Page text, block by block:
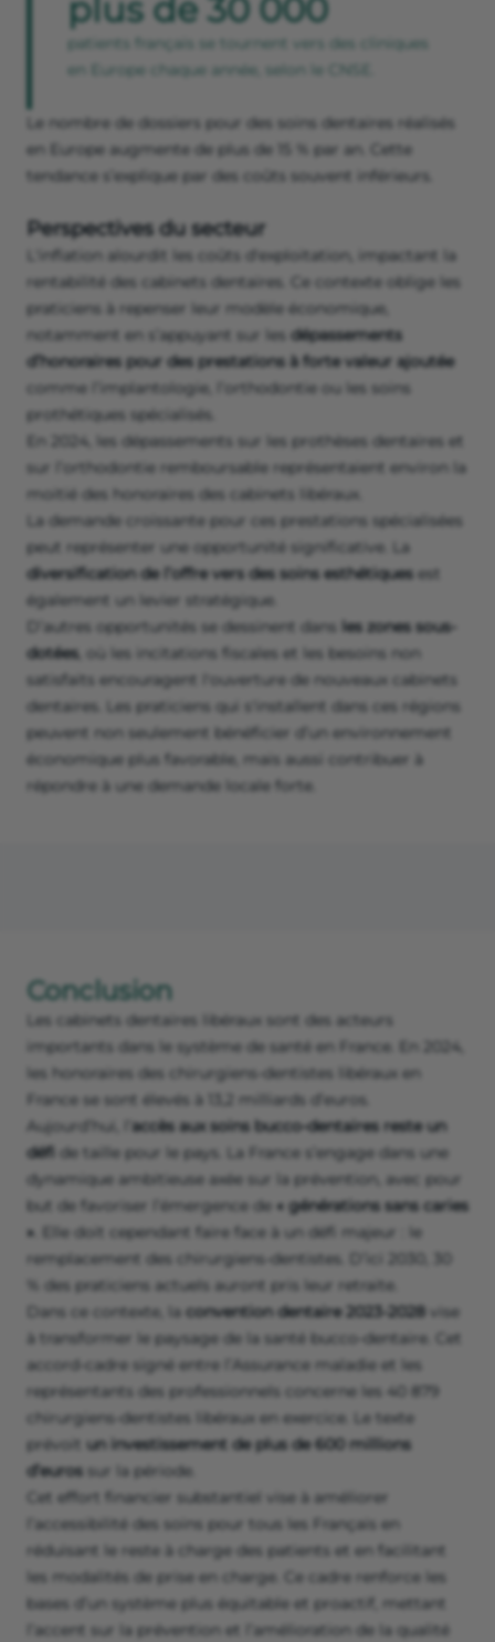
plus de 30 000
patients français se tournent vers des cliniques
en Europe chaque année, selon le CNSE.
Le nombre de dossiers pour des soins dentaires réalisés
en Europe augmente de plus de 15 % par an. Cette
tendance s’explique par des coûts souvent inférieurs.
Perspectives du secteur
L'inflation alourdit les coûts d'exploitation, impactant la
rentabilité des cabinets dentaires. Ce contexte oblige les
praticiens à repenser leur modèle économique,
notamment en s’appuyant sur les dépassements
d’honoraires pour des prestations à forte valeur ajoutée
comme l’implantologie, l’orthodontie ou les soins
prothétiques spécialisés.
En 2024, les dépassements sur les prothèses dentaires et
sur l’orthodontie remboursable représentaient environ la
moitié des honoraires des cabinets libéraux.
La demande croissante pour ces prestations spécialisées
peut représenter une opportunité significative. La
diversification de l’offre vers des soins esthétiques est
également un levier stratégique.
D’autres opportunités se dessinent dans les zones sous-
dotées, où les incitations fiscales et les besoins non
satisfaits encouragent l'ouverture de nouveaux cabinets
dentaires. Les praticiens qui s'installent dans ces régions
peuvent non seulement bénéficier d’un environnement
économique plus favorable, mais aussi contribuer à
répondre à une demande locale forte.
Conclusion
Les cabinets dentaires libéraux sont des acteurs
importants dans le système de santé en France. En 2024,
les honoraires des chirurgiens-dentistes libéraux en
France se sont élevés à 13,2 milliards d’euros.
Aujourd’hui, l’ accès aux soins bucco-dentaires reste un
défi de taille pour le pays. La France s’engage dans une
dynamique ambitieuse axée sur la prévention, avec pour
but de favoriser l’émergence de « générations sans caries
» . Elle doit cependant faire face à un défi majeur : le
remplacement des chirurgiens-dentistes. D’ici 2030, 30
% des praticiens actuels auront pris leur retraite.
Dans ce contexte, la convention dentaire 2023-2028 vise
à transformer le paysage de la santé bucco-dentaire. Cet
accord-cadre signé entre l’Assurance maladie et les
représentants des professionnels concerne les 40 879
chirurgiens-dentistes libéraux en exercice. Le texte
prévoit un investissement de plus de 600 millions
d’euros sur la période.
Cet effort financier substantiel vise à améliorer
l’accessibilité des soins pour tous les Français en
réduisant le reste à charge des patients et en facilitant
les modalités de prise en charge. Ce cadre renforce les
bases d’un système plus équitable et proactif, mettant
l’accent sur la prévention et l’amélioration de la qualité